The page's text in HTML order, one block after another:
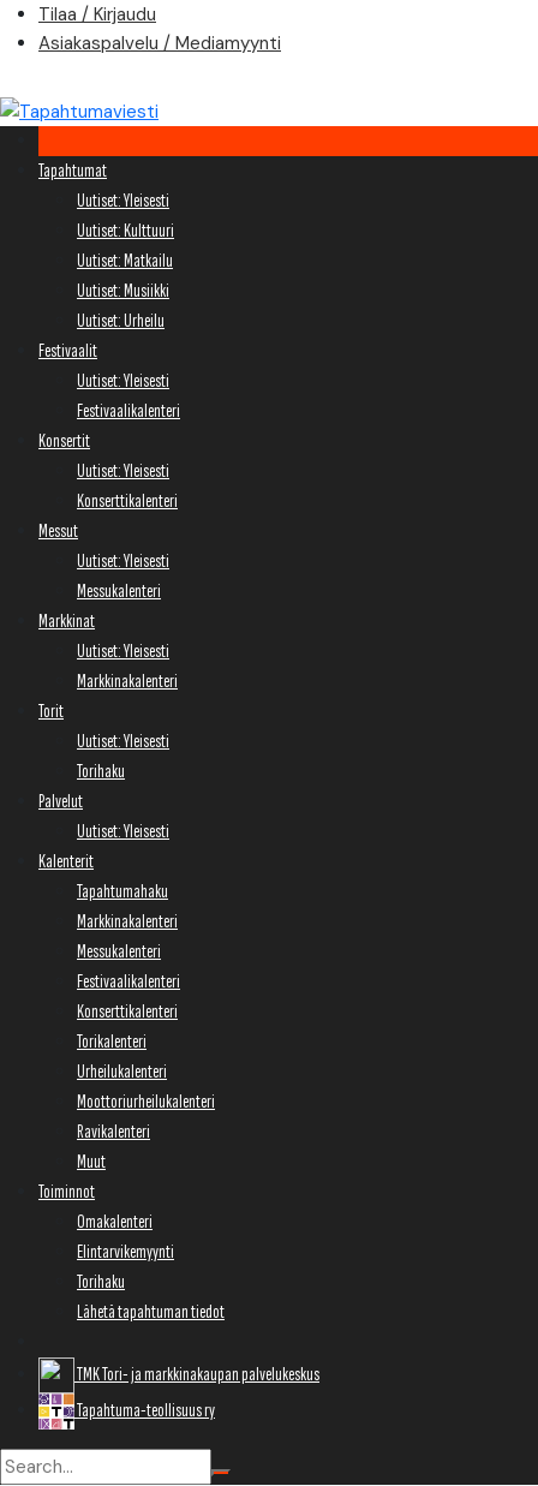
Skip
Tilaa / Kirjaudu
Asiakaspalvelu / Mediamyynti
Tapahtumat
Uutiset: Yleisesti
Uutiset: Kulttuuri
Uutiset: Matkailu
Uutiset: Musiikki
Uutiset: Urheilu
Festivaalit
Uutiset: Yleisesti
Festivaalikalenteri
Konsertit
Uutiset: Yleisesti
Konserttikalenteri
Messut
Uutiset: Yleisesti
Messukalenteri
Markkinat
Uutiset: Yleisesti
Markkinakalenteri
Torit
Uutiset: Yleisesti
Torihaku
Palvelut
Uutiset: Yleisesti
Kalenterit
Tapahtumahaku
Markkinakalenteri
Messukalenteri
Festivaalikalenteri
Konserttikalenteri
Torikalenteri
Urheilukalenteri
Moottoriurheilukalenteri
Ravikalenteri
Muut
Toiminnot
Omakalenteri
Elintarvikemyynti
Torihaku
Lähetä tapahtuman tiedot
TMK Tori- ja markkinakaupan palvelukeskus
Tapahtuma-teollisuus ry